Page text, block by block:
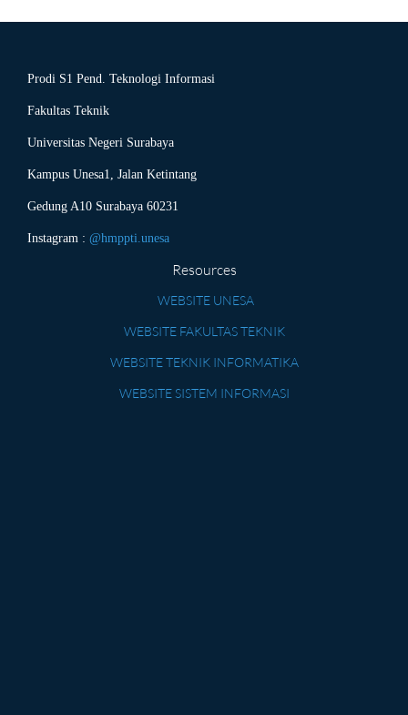
Prodi S1 Pend. Teknologi Informasi
Fakultas Teknik
Universitas Negeri Surabaya
Kampus Unesa1, Jalan Ketintang
Gedung A10 Surabaya 60231
Instagram : @hmppti.unesa
Resources
WEBSITE UNESA
WEBSITE FAKULTAS TEKNIK
WEBSITE TEKNIK INFORMATIKA
WEBSITE SISTEM INFORMASI